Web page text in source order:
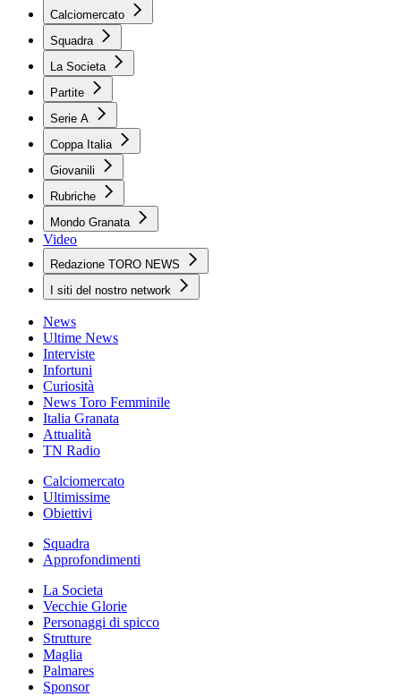
Calciomercato
Squadra
La Societa
Partite
Serie A
Coppa Italia
Giovanili
Rubriche
Mondo Granata
Video
Redazione TORO NEWS
I siti del nostro network
News
Ultime News
Interviste
Infortuni
Curiosità
News Toro Femminile
Italia Granata
Attualità
TN Radio
Calciomercato
Ultimissime
Obiettivi
Squadra
Approfondimenti
La Societa
Vecchie Glorie
Personaggi di spicco
Strutture
Maglia
Palmares
Sponsor